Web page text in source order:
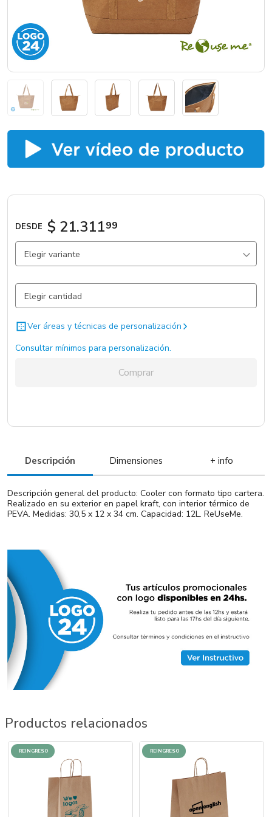
Catálogos
Sé partner
DESDE $ 21.31199
Elegir variante
Beige / Kaki / Beige / kaki / Cuero ecologico 4102 un.
Ver áreas y técnicas de personalización
Consultar mínimos para personalización.
Comprar
Descripción Dimensiones + info
Descripción general del producto: Cooler con formato tipo cartera.
Realizado en su exterior en papel kraft, con interior térmico de
PEVA. Medidas: 30,5 x 12 x 34 cm. Capacidad: 12L. ReUseMe.
Productos relacionados
REINGRESO REINGRESO